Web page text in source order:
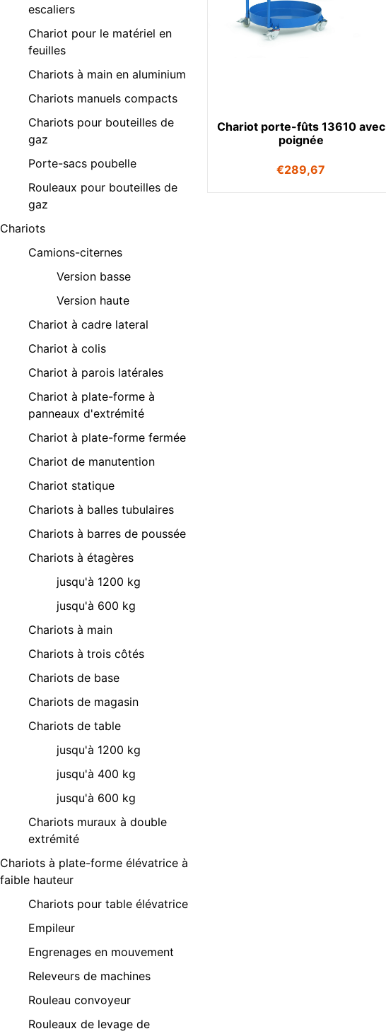
escaliers
Chariot pour le matériel en
feuilles
Chariots à main en aluminium
Chariots manuels compacts
Chariots pour bouteilles de
gaz
Porte-sacs poubelle
Rouleaux pour bouteilles de
gaz
Chariots
Camions-citernes
Version basse
Version haute
Chariot à cadre lateral
Chariot à colis
Chariot à parois latérales
Chariot à plate-forme à
panneaux d'extrémité
Chariot à plate-forme fermée
Chariot de manutention
Chariot statique
Chariots à balles tubulaires
Chariots à barres de poussée
Chariots à étagères
jusqu'à 1200 kg
jusqu'à 600 kg
Chariots à main
Chariots à trois côtés
Chariots de base
Chariots de magasin
Chariots de table
jusqu'à 1200 kg
jusqu'à 400 kg
jusqu'à 600 kg
Chariots muraux à double
extrémité
Chariots à plate-forme élévatrice à
faible hauteur
Chariots pour table élévatrice
Empileur
Engrenages en mouvement
Releveurs de machines
Rouleau convoyeur
Rouleaux de levage de
Chariot porte-fûts 13610 avec
poignée
€289,67